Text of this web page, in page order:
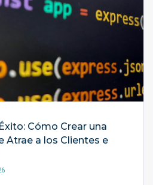
Cómo Crear una
Atrae a los Clientes e